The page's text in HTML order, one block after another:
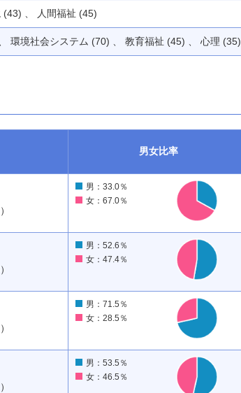
、 人間福祉 (45)
環境社会システム (70) 、 教育福祉 (45) 、 心理 (35)
男女比率
男：33.0％
女：67.0％
男：52.6％
女：47.4％
男：71.5％
女：28.5％
男：53.5％
女：46.5％